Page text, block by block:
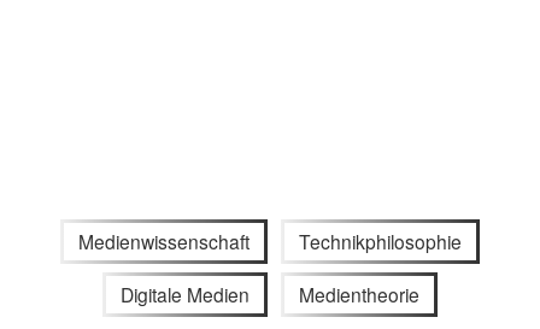
Medienwissenschaft Technikphilosophie
Digitale Medien Medientheorie